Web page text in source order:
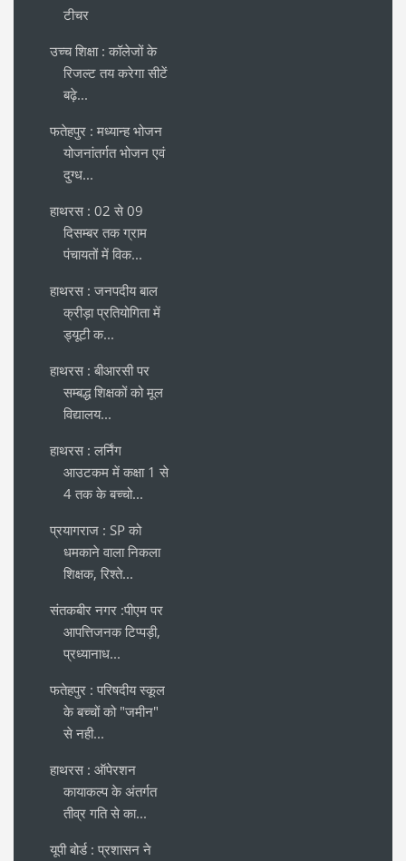
टीचर
उच्च शिक्षा : कॉलेजों के
रिजल्ट तय करेगा सीटें
बढ़े...
फतेहपुर : मध्यान्ह भोजन
योजनांतर्गत भोजन एवं
दुग्ध...
हाथरस : 02 से 09
दिसम्बर तक ग्राम
पंचायतों में विक...
हाथरस : जनपदीय बाल
क्रीड़ा प्रतियोगिता में
ड्यूटी क...
हाथरस : बीआरसी पर
सम्बद्ध शिक्षकों को मूल
विद्यालय...
हाथरस : लर्निंग
आउटकम में कक्षा 1 से
4 तक के बच्चो...
प्रयागराज : SP को
धमकाने वाला निकला
शिक्षक, रिश्ते...
संतकबीर नगर :पीएम पर
आपत्तिजनक टिप्पड़ी,
प्रध्यानाध...
फतेहपुर : परिषदीय स्कूल
के बच्चों को "जमीन"
से नही...
हाथरस : ऑपेरशन
कायाकल्प के अंतर्गत
तीव्र गति से का...
यूपी बोर्ड : प्रशासन ने